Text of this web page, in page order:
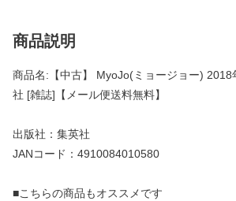
商品説明
商品名:【中古】 MyoJo(ミョージョー)
社 [雑誌]【メール便送料無料】
出版社：集英社
JANコード：4910084010580
■こちらの商品もオススメです